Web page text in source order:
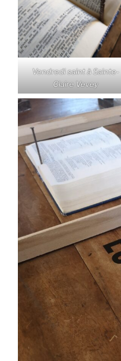
Vendredi saint à Sainte-
Claire Vevey